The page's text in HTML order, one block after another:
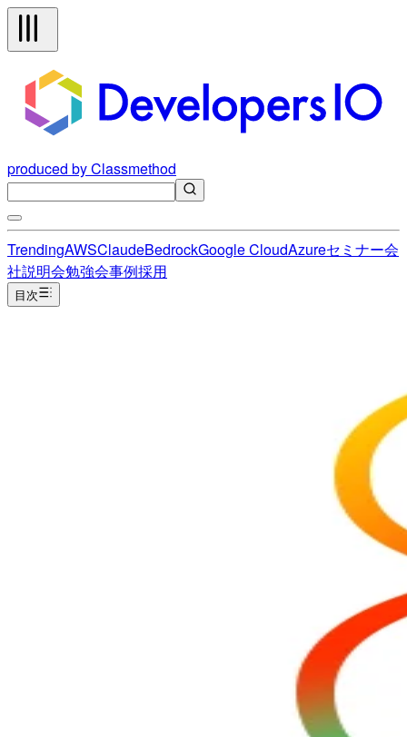
produced by Classmethod
TrendingAWSClaudeBedrockGoogle CloudAzureセミナー会
社説明会勉強会事例採用
目次